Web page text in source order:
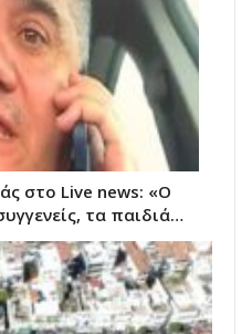
στο Live news: «Ο
τα παιδιά…